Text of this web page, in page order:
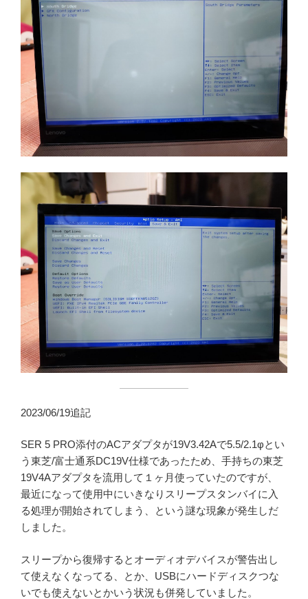
2023/06/19追記
SER 5 PRO添付のACアダプタが19V3.42Aで5.5/2.1φとい
う東芝/富士通系DC19V仕様であったため、手持ちの東芝
19V4Aアダプタを流用して１ヶ月使っていたのですが、
最近になって使用中にいきなりスリープスタンバイに入
る処理が開始されてしまう、という謎な現象が発生しだ
しました。
スリープから復帰するとオーディオデバイスが警告出し
て使えなくなってる、とか、USBにハードディスクつな
いでも使えないとかいう状況も併発していました。